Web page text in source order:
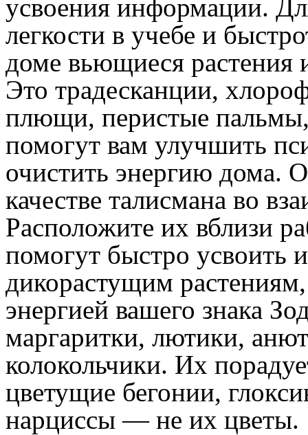
усвоения информации.
легкости в учебе и
доме вьющиеся растения
Это традесканции,
плющи, перистые
помогут вам улучшить
очистить энергию дома.
качестве талисмана во
Расположите их вблизи
помогут быстро
дикорастущим
энергией вашего знака
маргаритки, лютики,
колокольчики. Их
цветущие бегонии,
нарциссы — не их цветы.